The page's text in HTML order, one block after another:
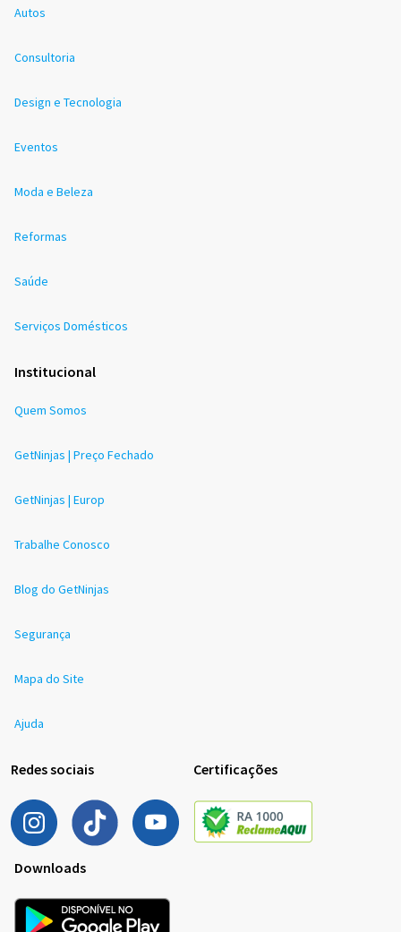
Autos
Consultoria
Design e Tecnologia
Eventos
Moda e Beleza
Reformas
Saúde
Serviços Domésticos
Institucional
Quem Somos
GetNinjas | Preço Fechado
GetNinjas | Europ
Trabalhe Conosco
Blog do GetNinjas
Segurança
Mapa do Site
Ajuda
Redes sociais Certificações
Downloads